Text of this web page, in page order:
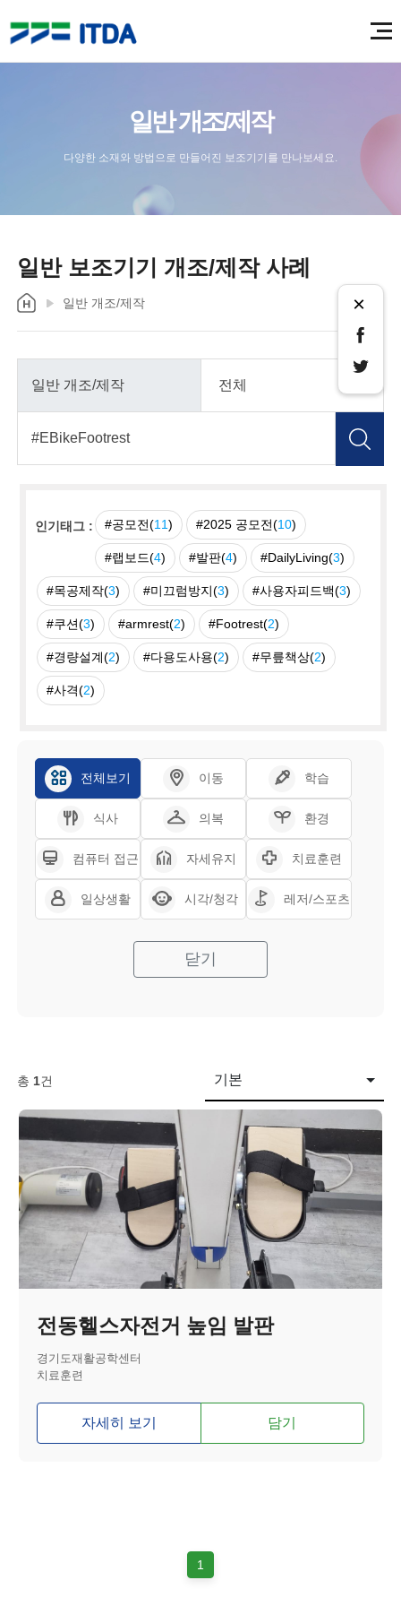
일반 개조/제작
다양한 소재와 방법으로 만들어진 보조기기를 만나보세요.
일반 보조기기 개조/제작 사례
일반 개조/제작 ×
인기태그 : #공모전(11) #2025 공모전(10)
#랩보드(4) #발판(4) #DailyLiving(3)
#목공제작(3) #미끄럼방지(3) #사용자피드백(3)
#쿠션(3) #armrest(2) #Footrest(2)
#경량설계(2) #다용도사용(2) #무릎책상(2)
#사격(2)
전체보기 이동 학습
식사 의복 환경
컴퓨터 접근 자세유지 치료훈련
일상생활 시각/청각 레저/스포츠
닫기
총 1건 기본
전동헬스자전거 높임 발판
경기도재활공학센터
치료훈련
자세히 보기 담기
1